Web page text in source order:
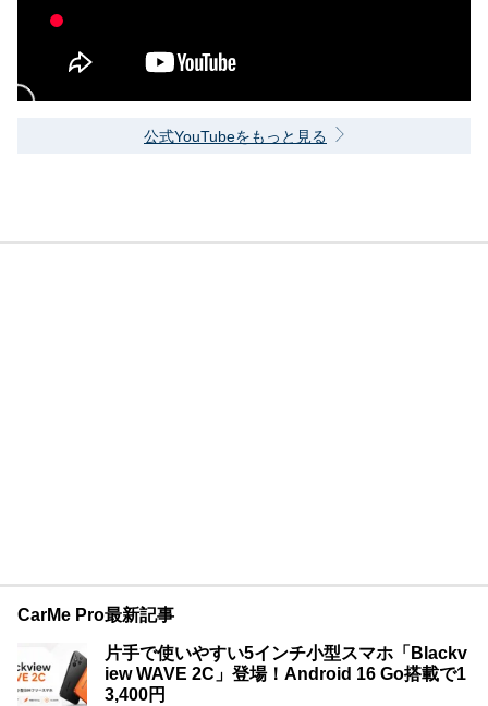
公式YouTubeをもっと見る
CarMe Pro最新記事
片手で使いやすい5インチ小型スマホ「Blackv
iew WAVE 2C」登場！Android 16 Go搭載で1
3,400円